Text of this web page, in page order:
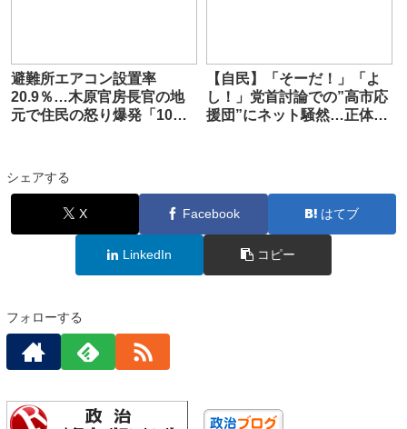
避難所エアコン設置率
20.9％…木原官房長官の地
元で住民の怒り爆発「10年
【自民】「そーだ！」「よ
し！」党首討論での”高市応
援団”にネット騒然…正体と
シェアする
X Facebook はてブ
LinkedIn コピー
フォローする